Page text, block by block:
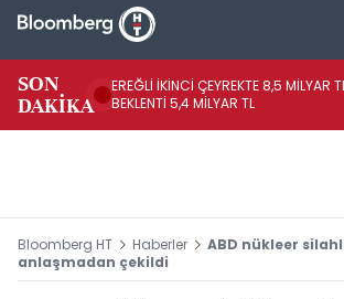
SON
DAKİKA
EREĞLİ İKİNCİ ÇEYREKTE 8,5 MİLYAR
BEKLENTİ 5,4 MİLYAR TL
Bloomberg HT Haberler
ABD nükleer
anlaşmadan çekildi